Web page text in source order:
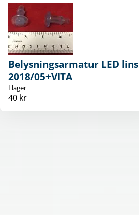
Belysningsarmatur LED lins
2018/05+VITA
I lager
40 kr